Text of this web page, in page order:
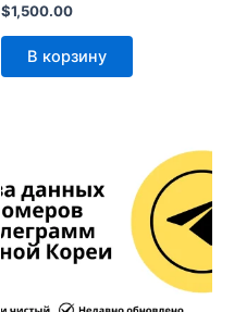
$1,500.00
В корзину